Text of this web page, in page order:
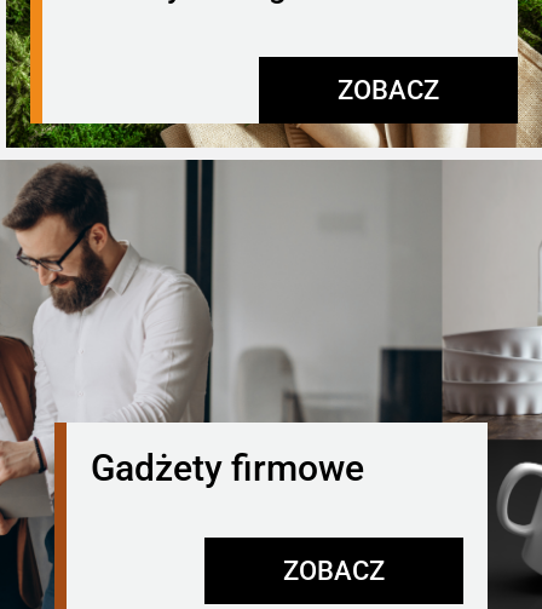
ZOBACZ
Gadżety firmowe
ZOBACZ